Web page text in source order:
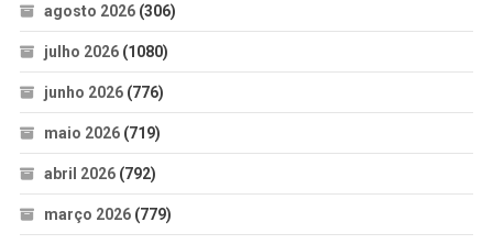
agosto 2026(306)
julho 2026(1080)
junho 2026(776)
maio 2026(719)
abril 2026(792)
março 2026(779)